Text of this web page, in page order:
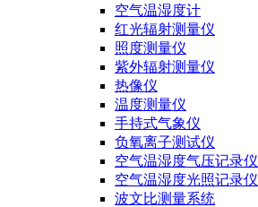
空气温湿度计
红光辐射测量仪
照度测量仪
紫外辐射测量仪
热像仪
温度测量仪
手持式气象仪
负氧离子测试仪
空气温湿度气压记录仪
空气温湿度光照记录仪
波文比测量系统